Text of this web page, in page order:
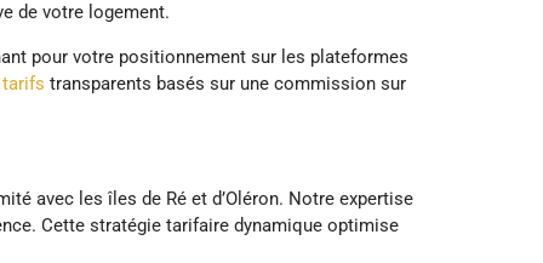
de votre logement.
pour votre positionnement sur les plateformes
transparents basés sur une commission sur
avec les îles de Ré et d’Oléron. Notre expertise
Cette stratégie tarifaire dynamique optimise